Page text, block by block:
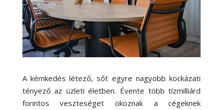
A kémkedés létező, sőt egyre nagyobb kockázati
tényező az üzleti életben. Évente több tízmilliárd
forintos veszteséget okoznak a cégeknek